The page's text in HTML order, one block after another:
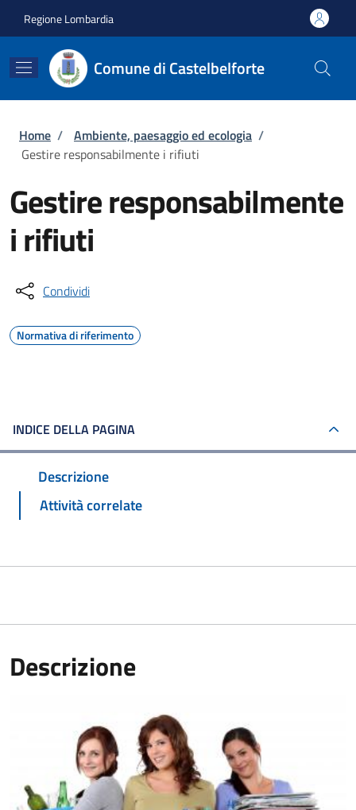
Regione Lombardia
Comune di Castelbelforte
Briciole di pane
Home / Ambiente, paesaggio ed ecologia /
Gestire responsabilmente i rifiuti
Gestire responsabilmente
i rifiuti
Condividi
Normativa di riferimento
INDICE DELLA PAGINA
Descrizione
Attività correlate
Descrizione